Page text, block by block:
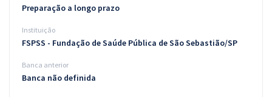
Aprovados
Atendimento
Preparação a longo prazo
Instituição
FSPSS - Fundação de Saúde Pública de São Sebastião/SP
Banca anterior
Banca não definida